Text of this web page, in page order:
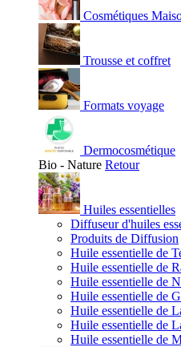
Cosmétiques
Trousse et coffret
Formats voyage
Dermocosmétique
Bio - Nature Retour
Huiles essentielles
Diffuseur d'huiles
Produits de Diffusion
Huile essentielle de
Huile essentielle de
Huile essentielle de
Huile essentielle de
Huile essentielle de
Huile essentielle de
Huile essentielle de